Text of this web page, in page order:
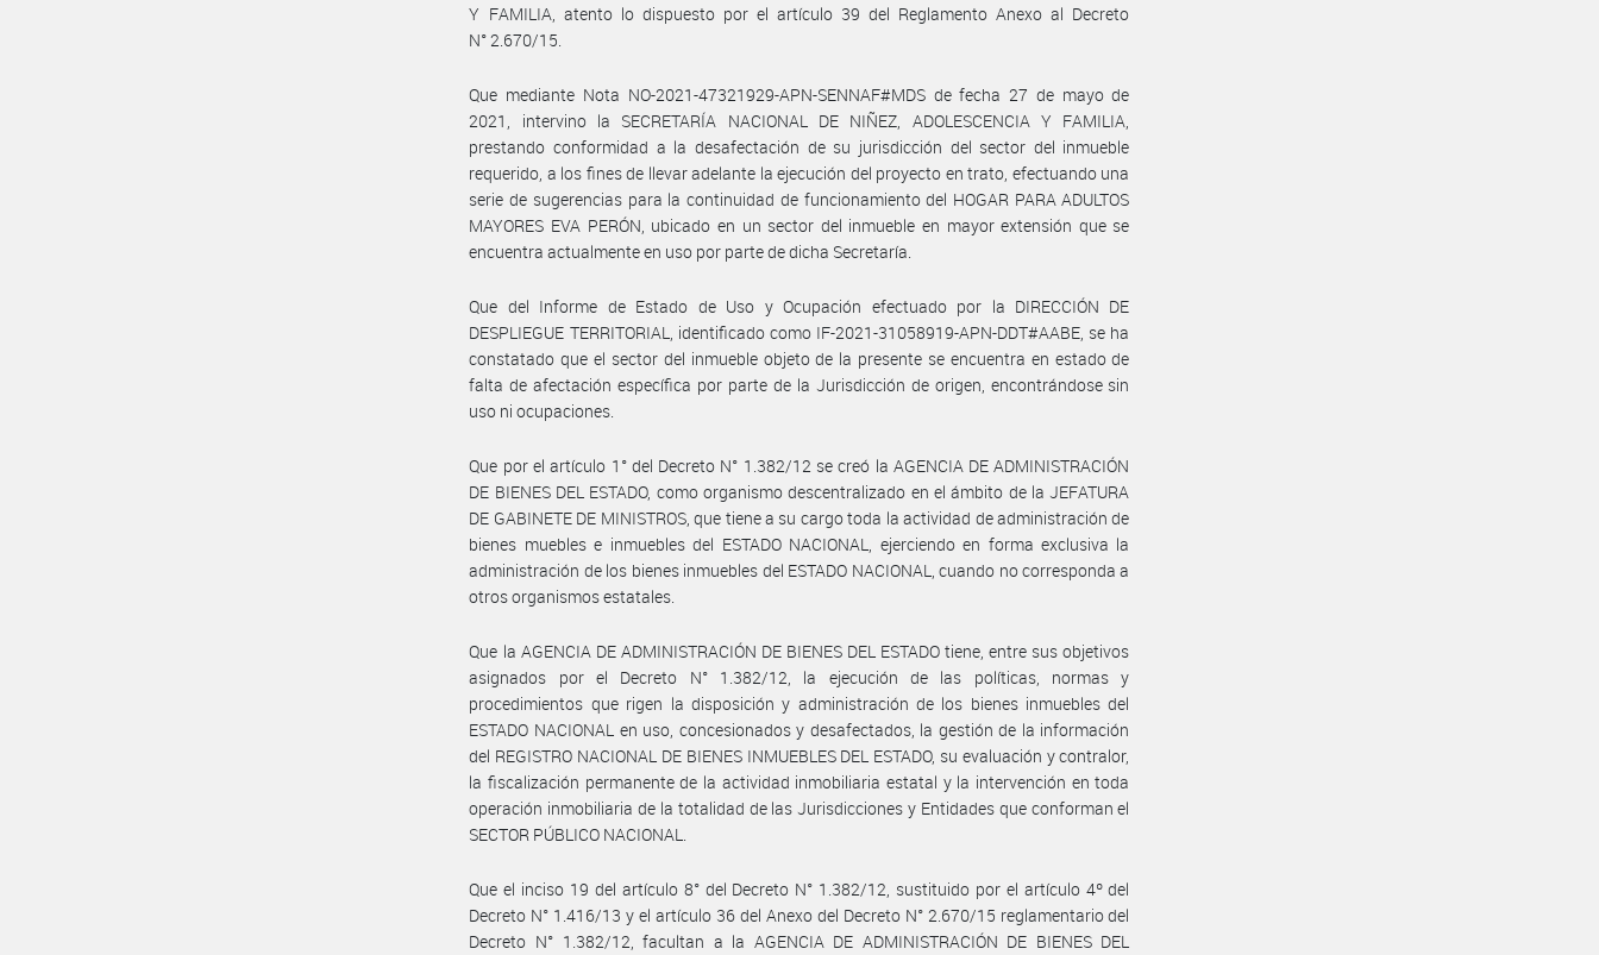
Y FAMILIA, atento lo dispuesto por el artículo 39 del Reglamento Anexo al Decreto
N° 2.670/15.
Que mediante Nota NO-2021-47321929-APN-SENNAF#MDS de fecha 27 de mayo de
2021, intervino la SECRETARÍA NACIONAL DE NIÑEZ, ADOLESCENCIA Y FAMILIA,
prestando conformidad a la desafectación de su jurisdicción del sector del inmueble
requerido, a los fines de llevar adelante la ejecución del proyecto en trato, efectuando una
serie de sugerencias para la continuidad de funcionamiento del HOGAR PARA ADULTOS
MAYORES EVA PERÓN, ubicado en un sector del inmueble en mayor extensión que se
encuentra actualmente en uso por parte de dicha Secretaría.
Que del Informe de Estado de Uso y Ocupación efectuado por la DIRECCIÓN DE
DESPLIEGUE TERRITORIAL, identificado como IF-2021-31058919-APN-DDT#AABE, se ha
constatado que el sector del inmueble objeto de la presente se encuentra en estado de
falta de afectación específica por parte de la Jurisdicción de origen, encontrándose sin
uso ni ocupaciones.
Que por el artículo 1° del Decreto N° 1.382/12 se creó la AGENCIA DE ADMINISTRACIÓN
DE BIENES DEL ESTADO, como organismo descentralizado en el ámbito de la JEFATURA
DE GABINETE DE MINISTROS, que tiene a su cargo toda la actividad de administración de
bienes muebles e inmuebles del ESTADO NACIONAL, ejerciendo en forma exclusiva la
administración de los bienes inmuebles del ESTADO NACIONAL, cuando no corresponda a
otros organismos estatales.
Que la AGENCIA DE ADMINISTRACIÓN DE BIENES DEL ESTADO tiene, entre sus objetivos
asignados por el Decreto N° 1.382/12, la ejecución de las políticas, normas y
procedimientos que rigen la disposición y administración de los bienes inmuebles del
ESTADO NACIONAL en uso, concesionados y desafectados, la gestión de la información
del REGISTRO NACIONAL DE BIENES INMUEBLES DEL ESTADO, su evaluación y contralor,
la fiscalización permanente de la actividad inmobiliaria estatal y la intervención en toda
operación inmobiliaria de la totalidad de las Jurisdicciones y Entidades que conforman el
SECTOR PÚBLICO NACIONAL.
Que el inciso 19 del artículo 8° del Decreto N° 1.382/12, sustituido por el artículo 4º del
Decreto N° 1.416/13 y el artículo 36 del Anexo del Decreto N° 2.670/15 reglamentario del
Decreto N° 1.382/12, facultan a la AGENCIA DE ADMINISTRACIÓN DE BIENES DEL